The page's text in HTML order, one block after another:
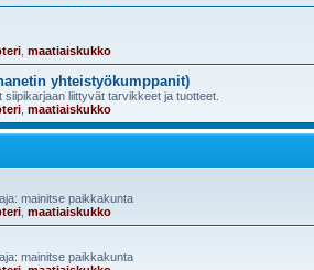
maatiaiskukko
yhteistyökumppanit)
liittyvät tarvikkeet ja tuotteet.
maatiaiskukko
mainitse paikkakunta
maatiaiskukko
mainitse paikkakunta